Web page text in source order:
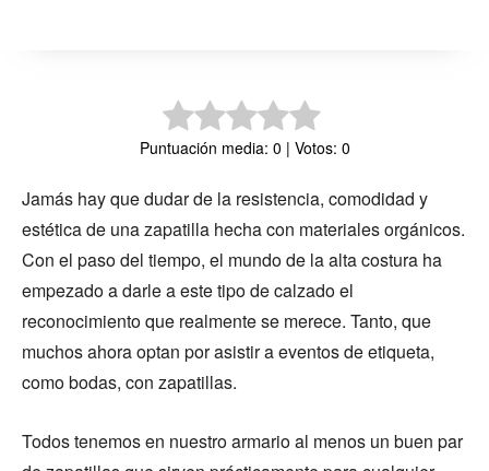
Puntuación media: 0 | Votos: 0
Jamás hay que dudar de la resistencia, comodidad y
estética de una zapatilla hecha con materiales orgánicos.
Con el paso del tiempo, el mundo de la alta costura ha
empezado a darle a este tipo de calzado el
reconocimiento que realmente se merece. Tanto, que
muchos ahora optan por asistir a eventos de etiqueta,
como bodas, con zapatillas.
Todos tenemos en nuestro armario al menos un buen par